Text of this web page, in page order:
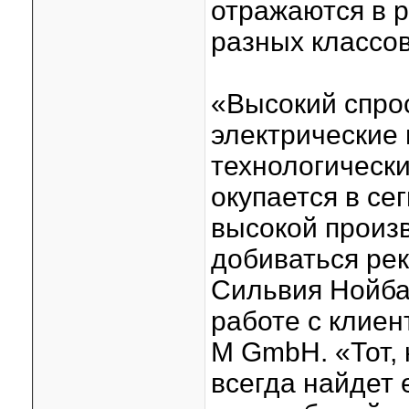
отражаются в
разных
«Высокий
окупается в
высокой
добиваться
Сильвия
работе с
M GmbH.
всегда